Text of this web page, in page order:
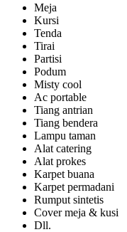
Meja
Kursi
Tenda
Tirai
Partisi
Podum
Misty cool
Ac portable
Tiang antrian
Tiang bendera
Lampu taman
Alat catering
Alat prokes
Karpet buana
Karpet permadani
Rumput sintetis
Cover meja & kusi
Dll.